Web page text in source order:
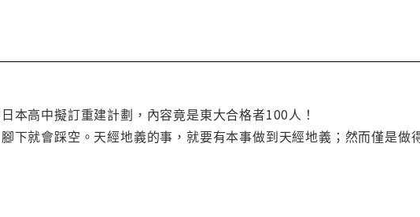
本高中擬訂重建計劃，內容竟是東大合格者100人！
下就會踩空。天經地義的事，就要有本事做到天經地義；然而僅是做